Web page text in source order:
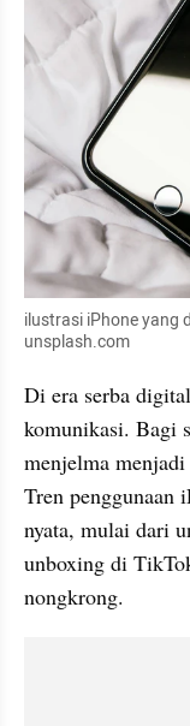
ilustrasi iPhone yang
unsplash.com
Di era serba
komunikasi. Bagi
menjelma
Tren penggunaan
nyata, mulai dari
unboxing di
nongkrong.